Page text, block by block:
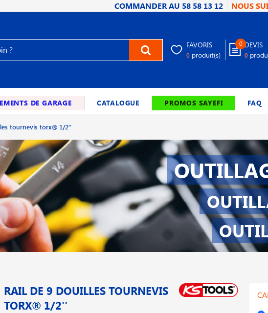
COMMANDER AU 58 58 13 12 NOUS
FAVORIS
0 produit(s)
0 DEVIS
0
DE GARAGE CATALOGUE PROMOS SAYEFI FAQ
tournevis torx® 1/2′′
RAIL DE 9 DOUILLES TOURNEVIS
TORX® 1/2′′